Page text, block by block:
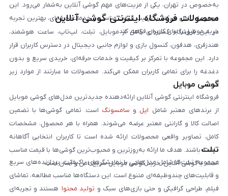
به‌خصوص در تهران، یکی از مزیت‌های مهم گوشی آنلاین به‌شمار می‌رود. این
مجموعه تلاش می‌کند با ترکیب قیمت مناسب و خدمات حرفه‌ای، بهترین تجربه
خرید موبایل را برای کاربران فراهم کند.
محصولات فروشگاه اینترنتی گوشی آنلاین
در این فروشگاه گستره‌ای کامل از موبایل، تبلت، لپ‌تاپ، ساعت هوشمند،
هندزفری، هدفون، کنسول بازی و لوازم جانبی دیجیتال در دسترس کاربران قرار
دارد. این مجموعه با تمرکز بر کیفیت و خدمات حرفه‌ای، خریدی سریع و بدون
دغدغه را برای تمامی کاربران ممکن می‌کند. محصولات ما عبارتند از موارد زیر
است:
گوشی موبایل
فروشگاه اینترنتی گوشی آنلاین ارائه‌دهنده جدیدترین مدل‌های گوشی موبایل
از برندهای معتبر شامل اپل و سامسونگ است. تمامی گوشی‌ها با تضمین
اصالت کالا و گارانتی معتبر عرضه می‌شوند. همراه با هر محصول، مشخصات
کامل، تصاویر واقعی محصولات ارائه شده است تا کاربران انتخابی آگاهانه
داشته باشند. هدف ما ارائه به‌روزترین و محبوب‌ترین گوشی‌ها با قیمت مناسب
است. با گوشی آنلاین، خرید گوشی موبایل سریع، امن و آسان است.
تبلت
مجموعه تبلت‌ها شامل مدل‌هایی با نمایشگرهای باکیفیت، پردازنده‌های سریع
و قابلیت‌های چندوظیفه‌ای متنوع است. این دستگاه‌ها مناسب مطالعه، تماشای
فیلم، طراحی گرافیکی و حتی بازی‌های سبک و تولید محتوا هستند و تجربه‌ای